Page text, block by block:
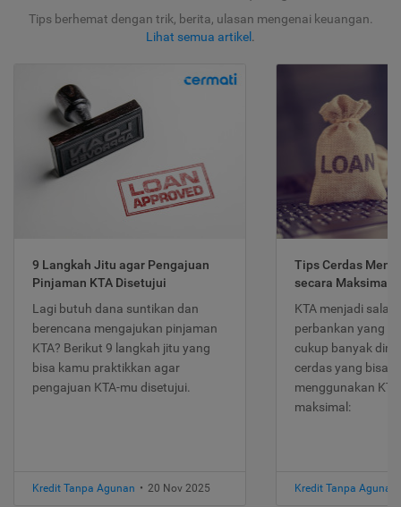
Tips berhemat dengan trik, berita, ulasan mengenai keuangan.
Lihat semua artikel .
9 Langkah Jitu agar Pengajuan
Pinjaman KTA Disetujui
Lagi butuh dana suntikan dan
berencana mengajukan pinjaman
KTA? Berikut 9 langkah jitu yang
bisa kamu praktikkan agar
pengajuan KTA-mu disetujui.
Kredit Tanpa Agunan • 20 Nov 2025
Tips Cerdas
secara Maksimal
KTA menjadi
perbankan yang
cukup banyak
cerdas yang bisa
menggunakan
maksimal:
Kredit Tanpa Agunan